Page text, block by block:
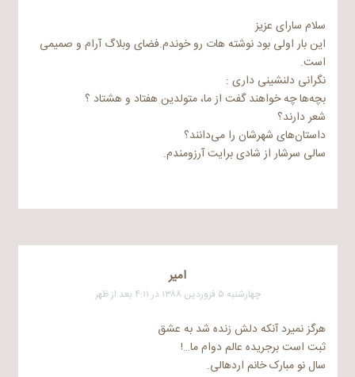
سلام سارای عزیز
این بار اولی بود نوشته هات رو خوندم.فضای وبلاگ آرام و صمیمی
است.
نگرانی دلنشینی داری :
بچه‌ها چه خواهند گفت از ما، متولدین هفتاد و هشتاد ؟
شعر دارند؟
داستان‌های شهرشان را می‌دانند؟
سالی سرشار از شادی برایت آرزومندم.
امیر
چهارشنبه ۵ فروردین ۱۳۸۸ در ۴:۱۱ بعد از ظهر
هرگز نمیرد آنکه دلش زنده شد به عشق
ثبت است برجریده عالم دوام ما…!
سال نو مبارک خانم اردهالی.